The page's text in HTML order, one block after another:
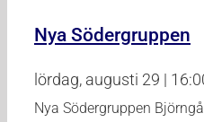
Nya Södergruppen
lördag, augusti 29 |
Nya Södergruppen